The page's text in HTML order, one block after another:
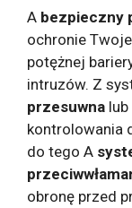
A bezpieczny
ochronie
potężnej
intruzów. Z
przesuwna lub
kontrolowania
do tego A
obronę przed